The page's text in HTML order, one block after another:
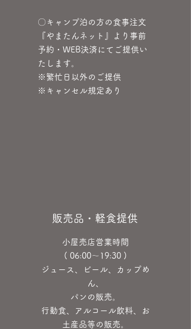
​〇キャンプ泊の方の食事注文
​『やまたんネット』より事前
予約・WEB決済にてご提供い
たします。
​※繁忙日以外のご提供
※キャンセル規定あり
​販売品・軽食提供
​小屋売店営業時間
( 06:00～19:30 )
ジュース、ビール、カップめ
ん、
パンの販売。
​行動食、アルコール飲料、お
土産品等の販売。